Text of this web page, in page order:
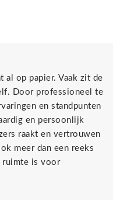
al op papier. Vaak zit de
Door professioneel te
en standpunten
en persoonlijk
raakt en vertrouwen
meer dan een reeks
ruimte is voor